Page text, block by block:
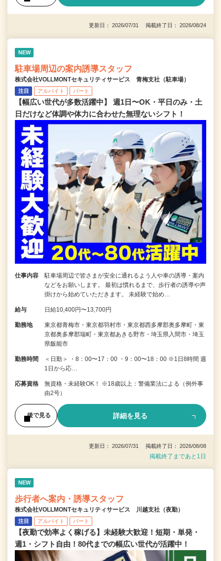
更新日： 2026/07/31 掲載終了日： 2026/08/24
NEW
駐車場周辺の案内誘導スタッフ
株式会社VOLLMONTセキュリティサービス 青梅支社（駐車場）
注目 アルバイト パート
【幅広い世代が多数活躍中】 週1日〜OK・平日のみ・土
日だけなど体調や体力に合わせた無理ないシフト！
仕事内容
駐車場周辺で皆さまが安全に通れるよう人や車の誘導・案内
などをお願いします。 最初は慣れるまで、歩行者の誘導や声
掛けから始めていただきます。 未経験で始め…
給与 日給10,400円〜13,700円
勤務地
東京都青梅市・東京都羽村市・東京都西多摩郡奥多摩町・東
京都奥多摩郡瑞町・東京都あきる野市・埼玉県入間市・埼玉
県飯能市
勤務時間
＜日勤＞ ・8：00〜17：00 ・9：00〜18：00 ※1日8時間 週
1日から応…
応募資格
無資格・未経験OK！ ※18歳以上：警備業法による（例外事
由2号）
後で見る 詳細を見る
更新日： 2026/07/31 掲載終了日： 2026/08/08
掲載終了まであと1日
NEW
歩行者へ案内・誘導スタッフ
株式会社VOLLMONTセキュリティサービス 川越支社（夜勤）
注目 アルバイト パート
【夜勤で効率よく稼げる】未経験大歓迎！短期・単発・
週1・シフト自由！80代までの幅広い世代が活躍中！